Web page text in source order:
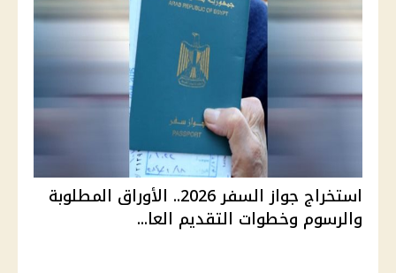
استخراج جواز السفر 2026.. الأوراق المطلوبة
والرسوم وخطوات التقديم العا...